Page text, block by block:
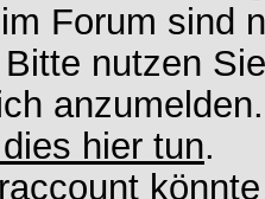
Forum sind
nutzen
hier tun.